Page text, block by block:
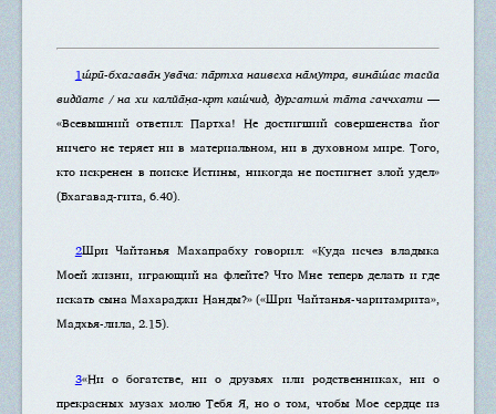
1ш́рӣ-бхагава̄н ува̄ча: па̄ртха наивеха на̄мутра, вина̄ш́ас тасйа
видйате / на хи калйа̄н̣а-кр̣т каш́чид, дургатим̇ та̄та гаччхати —
«Всевышний ответил: Партха! Не достигший совершенства йог
ничего не теряет ни в материальном, ни в духовном мире. Того,
кто искренен в поиске Истины, никогда не постигнет злой удел»
(Бхагавад-гита, 6.40).
2Шри Чайтанья Махапрабху говорил: «Куда исчез владыка
Моей жизни, играющий на флейте? Что Мне теперь делать и где
искать сына Махараджи Нанды?» («Шри Чайтанья-чаритамрита»,
Мадхья-лила, 2.15).
3«Ни о богатстве, ни о друзьях или родственниках, ни о
прекрасных музах молю Тебя Я, но о том, чтобы Мое сердце из